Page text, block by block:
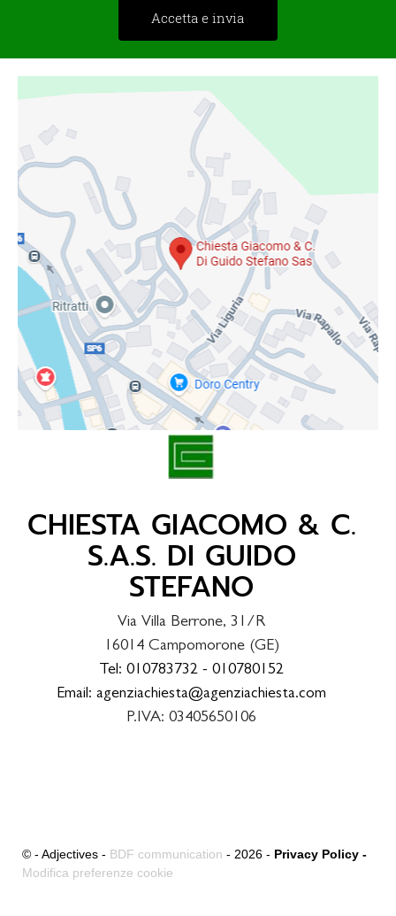
Accetta e invia
CHIESTA GIACOMO & C.
S.A.S. DI GUIDO
STEFANO
Via Villa Berrone, 31/R
16014 Campomorone (GE)
Tel: 010783732 - 010780152
Email: agenziachiesta@agenziachiesta.com
P.IVA: 03405650106
© - Adjectives - BDF communication - 2026 - Privacy Policy -
Modifica preferenze cookie